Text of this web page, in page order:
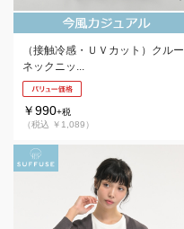
（接触冷感・ＵＶカット）クルー
ネックニッ...
￥990+税
（税込 ￥1,089）